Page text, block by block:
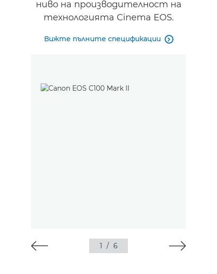
ниво на производителност на
технологията Cinema EOS.
Вижте пълните спецификации 
1 / 6